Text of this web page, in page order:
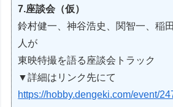
7.座談会（仮）
鈴村健一、神谷浩史、関智一、稲
人が
東映特撮を語る座談会トラック
▼詳細はリンク先にて
https://hobby.dengeki.com/event/